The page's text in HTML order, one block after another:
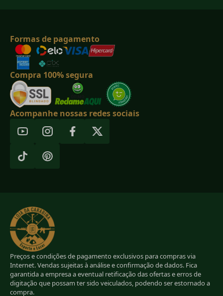
Formas de pagamento
Compra 100% segura
Acompanhe nossas redes sociais
Preços e condições de pagamento exclusivos para compras via
Internet. Vendas sujeitas à análise e confirmação de dados. Fica
garantida a empresa a eventual retificação das ofertas e erros de
digitação que possam ter sido veiculados, podendo ser estornado a
compra.